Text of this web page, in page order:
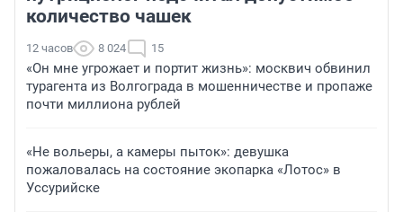
количество чашек
12 часов 8 024 15
«Он мне угрожает и портит жизнь»: москвич обвинил
турагента из Волгограда в мошенничестве и пропаже
почти миллиона рублей
«Не вольеры, а камеры пыток»: девушка
пожаловалась на состояние экопарка «Лотос» в
Уссурийске